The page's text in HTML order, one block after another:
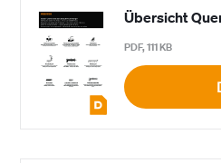
Übersicht
PDF, 111 KB